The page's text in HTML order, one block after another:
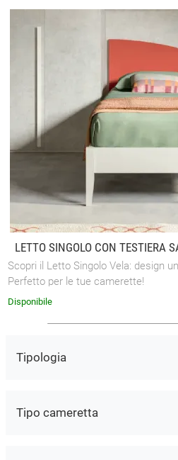
Tipologia
Tipo cameretta
LETTO SINGOLO CON TESTIERA
Scopri il Letto Singolo Vela: design
Perfetto per le tue camerette!
Disponibile